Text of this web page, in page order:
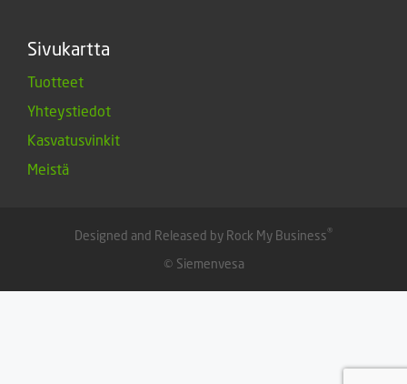
Sivukartta
Tuotteet
Yhteystiedot
Kasvatusvinkit
Meistä
Designed and Released by Rock My Business®
© Siemenvesa